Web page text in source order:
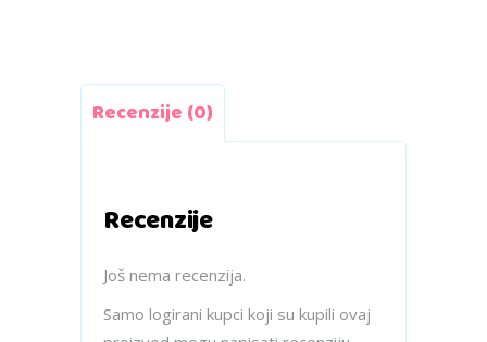
Recenzije (0)
Recenzije
Još nema recenzija.
Samo logirani kupci koji su kupili ovaj